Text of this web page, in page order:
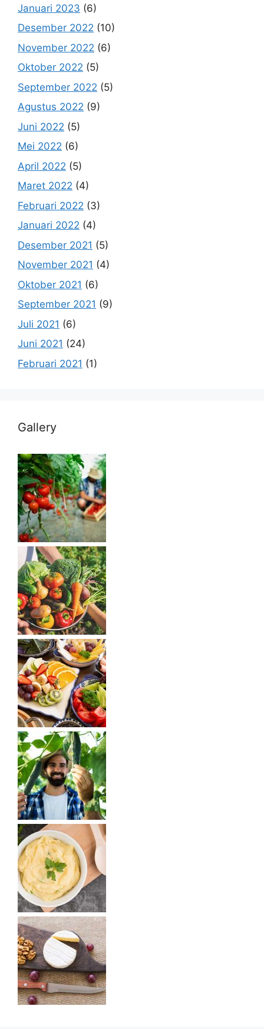
Januari 2023 (6)
Desember 2022 (10)
November 2022 (6)
Oktober 2022 (5)
September 2022 (5)
Agustus 2022 (9)
Juni 2022 (5)
Mei 2022 (6)
April 2022 (5)
Maret 2022 (4)
Februari 2022 (3)
Januari 2022 (4)
Desember 2021 (5)
November 2021 (4)
Oktober 2021 (6)
September 2021 (9)
Juli 2021 (6)
Juni 2021 (24)
Februari 2021 (1)
Gallery